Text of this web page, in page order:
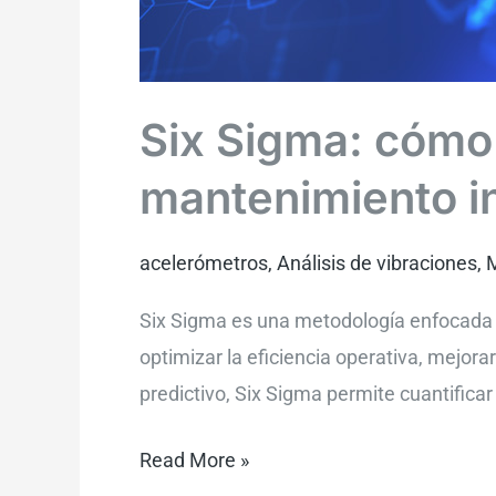
Six Sigma:
mantenimiento
acelerómetros, Análisis de vibraciones,
Six Sigma es una metodología
optimizar la eficiencia operativa,
predictivo, Six Sigma permite
Read More »